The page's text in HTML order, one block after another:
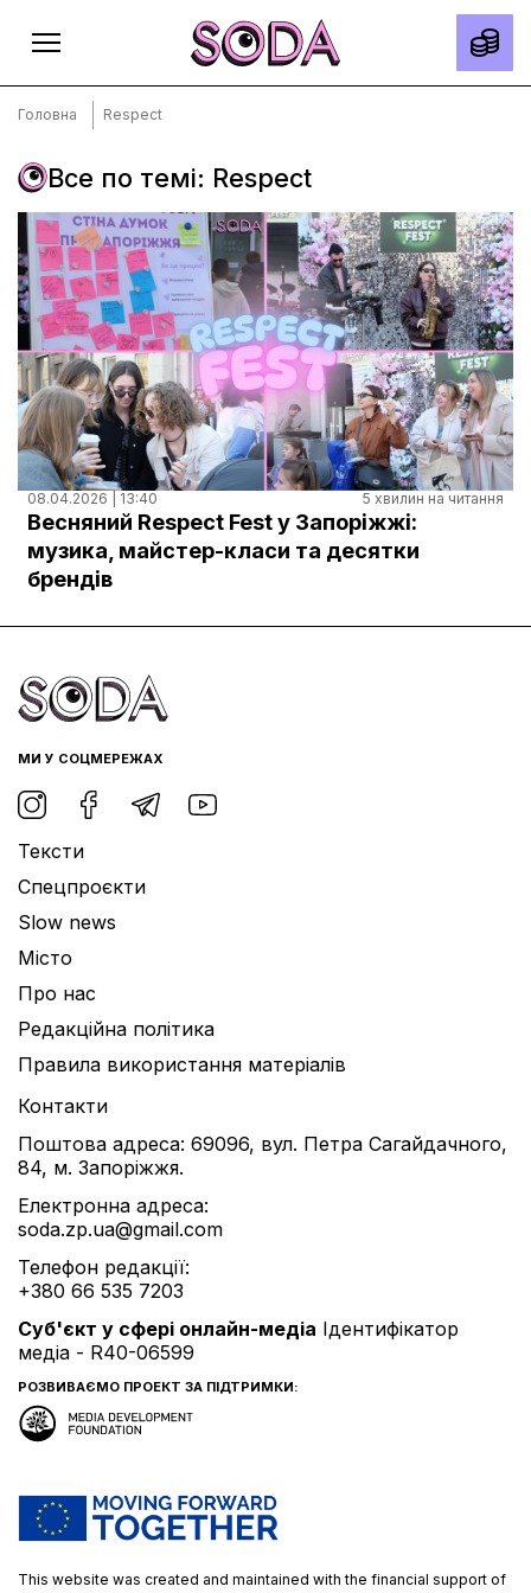
Головна
Тексти
Спецпроєкти
Slow news
Місто
Про нас
Редакційна політика
Правила використання матеріалів
Документи
Головна Respect
Все по темі: Respect
08.04.2026 | 13:40 5 хвилин на читання
Весняний Respect Fest у Запоріжжі:
музика, майстер-класи та десятки
брендів
МИ У СОЦМЕРЕЖАХ
Тексти
Спецпроєкти
Slow news
Місто
Про нас
Редакційна політика
Правила використання матеріалів
Контакти
Поштова адреса: 69096, вул. Петра Сагайдачного,
84, м. Запоріжжя.
Електронна адреса:
soda.zp.ua@gmail.com
Телефон редакції:
+380 66 535 7203
Cуб'єкт у сфері онлайн-медіа Ідентифікатор
медіа - R40-06599
РОЗВИВАЄМО ПРОЕКТ ЗА ПІДТРИМКИ:
This website was created and maintained with the financial support of